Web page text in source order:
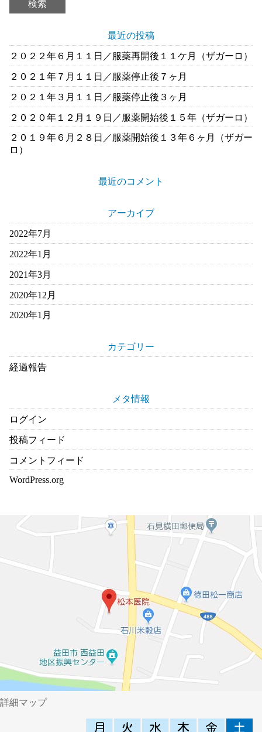
最近の投稿
２０２２年６月１１日／服薬再開後１１ケ月（ザガーロ）
２０２１年７月１１日／服薬停止後７ヶ月
２０２１年３月１１日／服薬停止後３ヶ月
２０２０年１２月１９日／服薬開始後１５年（ザガーロ）
２０１９年６月２８日／服薬開始後１３年６ヶ月（ザガー
ロ）
最近のコメント
アーカイブ
2022年7月
2022年1月
2021年3月
2020年12月
2020年1月
カテゴリー
経過報告
メタ情報
ログイン
投稿フィード
コメントフィード
WordPress.org
詳細マップ